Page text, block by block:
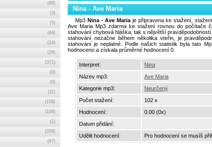
Nina - Ave Maria
Mp3 Nina - Ave Maria je připravena ke stažení,
Ave Maria Mp3 zdarma ke stažení rovnou do počítače
stahování chybová hláška, tak s nějvětší pravděpodobností
stahování nezačne během několika vteřin, je
stahování je neplatné. Podle našich statistik byla tato
hodnoceno a získala průměrné hodnocení 0.
Interpret:
Nina
Název mp3:
Ave Maria
Kategorie mp3:
Neurčený
Počet stažení:
102 x
Hodnocení:
0.00 (0x)
Datum přidání:
Udělit hodnocení:
Pro hodnocení se musíš
(88)
(3)
(5)
(44)
(14)
(28)
(372)
(0)
(0)
(11)
(108)
(108)
(1)
(209)
(67)